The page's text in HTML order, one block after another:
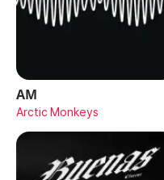
AM
Arctic Monkeys